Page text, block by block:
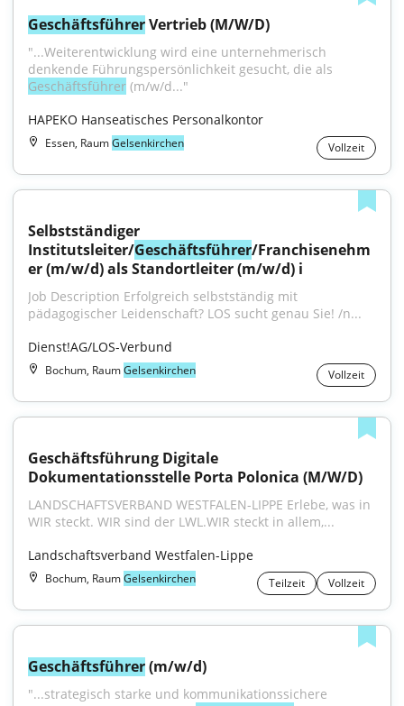
Geschäftsführer Vertrieb (M/W/D)
"...Weiterentwicklung wird eine unternehmerisch
Geschäftsführer (m/w/d..."
HAPEKO Hanseatisches Personalkontor
Essen, RaumGelsenkirchen Vollzeit
Selbstständiger
Institutsleiter/Geschäftsführer/Franchisenehm
er (m/w/d) als Standortleiter (m/w/d) i
Job Description Erfolgreich selbstständig mit
pädagogischer Leidenschaft? LOS sucht genau Sie! /n...
Dienst!AG/LOS-Verbund
Bochum, RaumGelsenkirchen Vollzeit
Geschäftsführung Digitale
Dokumentationsstelle Porta Polonica (M/W/D)
LANDSCHAFTSVERBAND WESTFALEN-LIPPE Erlebe, was in
WIR steckt. WIR sind der LWL.WIR steckt in allem,...
Landschaftsverband Westfalen-Lippe
Bochum, RaumGelsenkirchen Teilzeit Vollzeit
Geschäftsführer (m/w/d)
"...strategisch starke und kommunikationssichere